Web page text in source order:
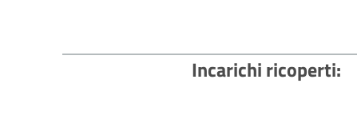
Incarichi ricoperti